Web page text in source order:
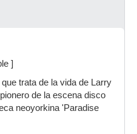
]
trata de la vida de Larry
de la escena disco
neoyorkina 'Paradise